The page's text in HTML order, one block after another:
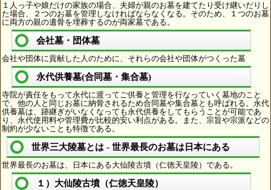
１人っ子や娘だけの家族の場合、夫婦が親のお墓を建てたり受け継いだりし
た場合、２つのお墓を管理しなければならなくなる。そのため、１つのお墓
に両方の親の遺骨を埋葬するのが両家墓である。
会社墓・団体墓
会社や団体に貢献した人のために、それらの会社や団体がつくった墓
永代供養墓(合同墓・集合墓)
寺院が責任をもって永代に渡ってご供養と管理を行なっていく墓地のこと
で、他の人と同じお墓に納骨されるため合同墓や集合墓とも呼ばれる。永代
供養墓は、跡継ぎがいなくなっても永代供養をしてもらうことが可能であ
り、永代使用料や管理費が比較的安い利点がある。また、宗旨や宗派などの
制約が少ないことも特徴である。
世界三大陵墓とは - 世界最長のお墓は日本にある
世界最長のお墓は、日本にある大仙陵古墳（仁徳天皇陵）である。
１）大仙陵古墳（仁徳天皇陵）